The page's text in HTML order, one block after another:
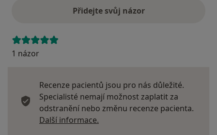
Přidejte svůj názor
1 názor
Recenze pacientů jsou pro nás důležité.
Specialisté nemají možnost zaplatit za
odstranění nebo změnu recenze pacienta.
Další informace.